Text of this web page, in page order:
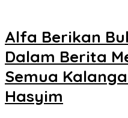
Alfa Berikan
Dalam Berita
Semua
Hasyim